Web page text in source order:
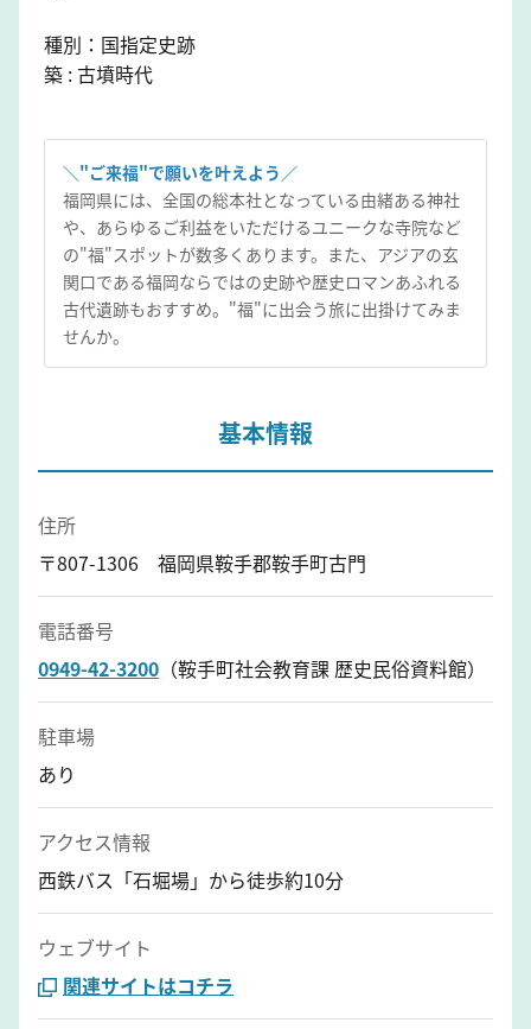
種別：国指定史跡
築 : 古墳時代
＼"ご来福"で願いを叶えよう／
福岡県には、全国の総本社となっている由緒ある神社
や、あらゆるご利益をいただけるユニークな寺院など
の"福"スポットが数多くあります。また、アジアの玄
関口である福岡ならではの史跡や歴史ロマンあふれる
古代遺跡もおすすめ。"福"に出会う旅に出掛けてみま
せんか。
基本情報
住所
〒807-1306 福岡県鞍手郡鞍手町古門
電話番号
0949-42-3200 （鞍手町社会教育課 歴史民俗資料館）
駐車場
あり
アクセス情報
西鉄バス「石堀場」から徒歩約10分
ウェブサイト
関連サイトはコチラ